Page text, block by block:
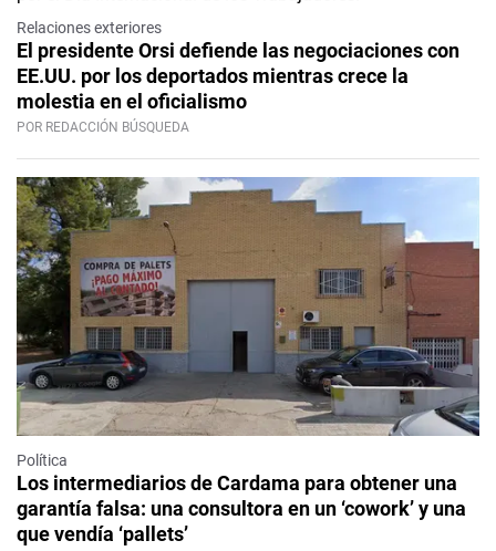
Relaciones exteriores
El presidente Orsi defiende las negociaciones con
EE.UU. por los deportados mientras crece la
molestia en el oficialismo
POR REDACCIÓN BÚSQUEDA
Política
Los intermediarios de Cardama para obtener una
garantía falsa: una consultora en un ‘cowork’ y una
que vendía ‘pallets’